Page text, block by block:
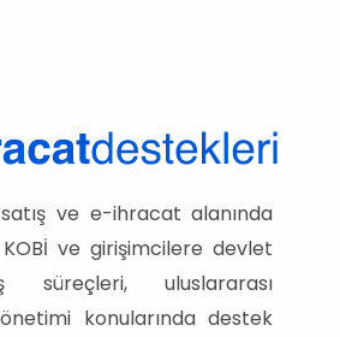
ve e-ihracat alanında
ve girişimcilere devlet
süreçleri, uluslararası
konularında destek